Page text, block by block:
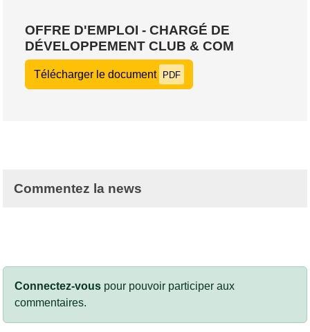
OFFRE D'EMPLOI - CHARGÉ DE
DÉVELOPPEMENT CLUB & COM
Télécharger le document PDF
Commentez la news
Connectez-vous pour pouvoir participer aux
commentaires.